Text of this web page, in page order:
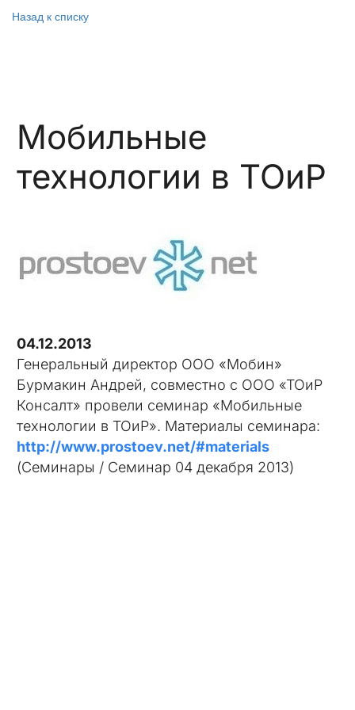
Назад к списку
Мобильные
технологии в ТОиР
04.12.2013
Генеральный директор ООО «Мобин»
Бурмакин Андрей, совместно с ООО «ТОиР
Консалт» провели семинар «Мобильные
технологии в ТОиР». Материалы семинара:
http://www.prostoev.net/#materials
(Семинары / Семинар 04 декабря 2013)